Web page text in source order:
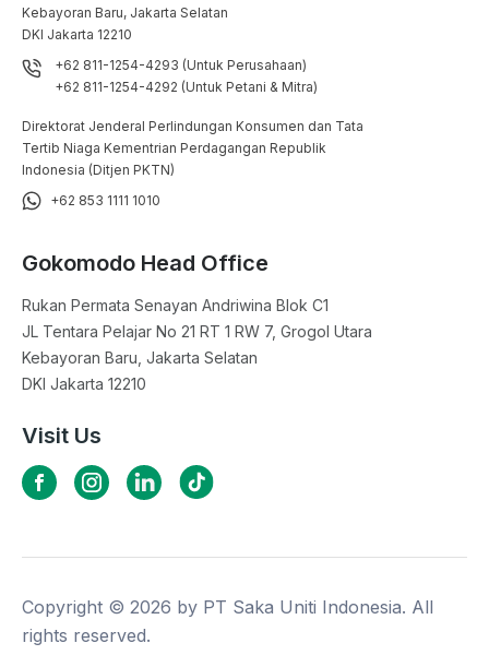
Kebayoran Baru, Jakarta Selatan
DKI Jakarta 12210
+62 811-1254-4293 (Untuk Perusahaan)
+62 811-1254-4292 (Untuk Petani & Mitra)
Direktorat Jenderal Perlindungan Konsumen dan Tata
Tertib Niaga Kementrian Perdagangan Republik
Indonesia (Ditjen PKTN)
+62 853 1111 1010
Gokomodo Head Office
Rukan Permata Senayan Andriwina Blok C1
JL Tentara Pelajar No 21 RT 1 RW 7, Grogol Utara
Kebayoran Baru, Jakarta Selatan
DKI Jakarta 12210
Visit Us
Copyright © 2026 by PT Saka Uniti Indonesia. All
rights reserved.